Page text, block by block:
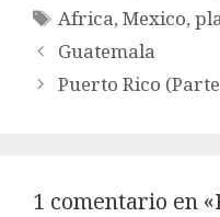
Etiquetas
Africa,Mexico,
Guatemala
Puerto Rico
1 comentario en